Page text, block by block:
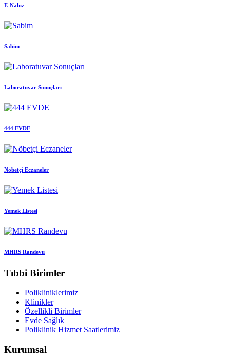
E-Nabız
Sabim
Laboratuvar Sonuçları
444 EVDE
Nöbetçi Eczaneler
Yemek Listesi
MHRS Randevu
Tıbbi Birimler
Polikliniklerimiz
Klinikler
Özellikli Birimler
Evde Sağlık
Poliklinik Hizmet Saatlerimiz
Kurumsal